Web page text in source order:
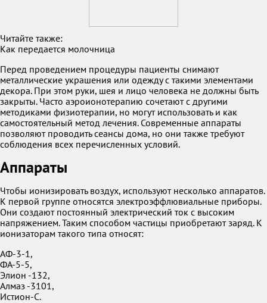
Читайте также:
Как передается молочница
Перед проведением процедуры пациенты снимают
металлические украшения или одежду с такими элементами
декора. При этом руки, шея и лицо человека не должны быть
закрыты. Часто аэроионотерапию сочетают с другими
методиками физиотерапии, но могут использовать и как
самостоятельный метод лечения. Современные аппараты
позволяют проводить сеансы дома, но они также требуют
соблюдения всех перечисленных условий.
Аппараты
Чтобы ионизировать воздух, используют несколько аппаратов.
К первой группе относятся электроэффлювиальные приборы.
Они создают постоянный электрический ток с высоким
напряжением. Таким способом частицы приобретают заряд. К
ионизаторам такого типа относят:
АФ-3-1,
ФА-5-5,
Элион -132,
Алмаз -3101,
Истион-С.